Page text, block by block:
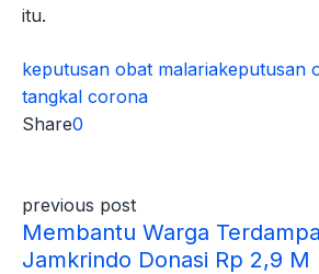
itu.
keputusan obat malariakeputusan
tangkal corona
Share0
previous post
Membantu Warga
Jamkrindo Donasi Rp 2,9 M